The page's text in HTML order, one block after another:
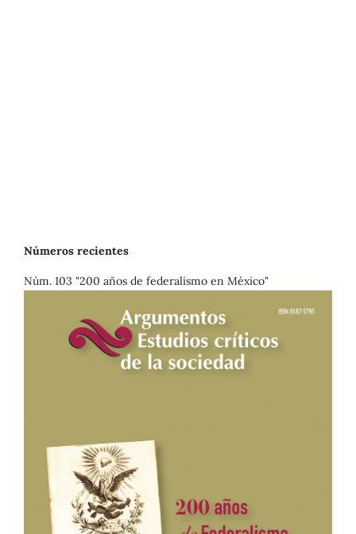
Números recientes
Núm. 103 "200 años de federalismo en México"